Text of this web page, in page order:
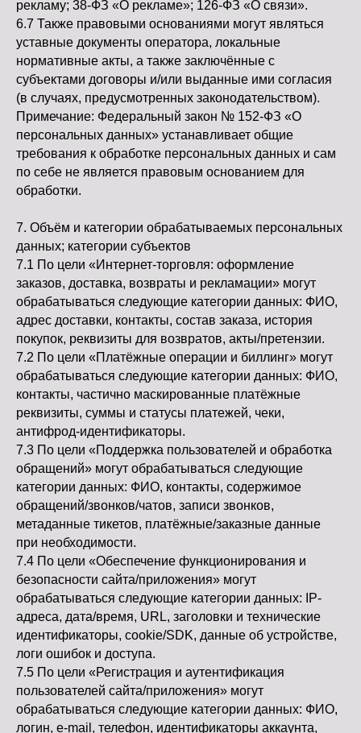
рекламу; 38-ФЗ «О рекламе»; 126-ФЗ «О связи».
6.7 Также правовыми основаниями могут являться
уставные документы оператора, локальные
нормативные акты, а также заключённые с
субъектами договоры и/или выданные ими согласия
(в случаях, предусмотренных законодательством).
Примечание: Федеральный закон № 152-ФЗ «О
персональных данных» устанавливает общие
требования к обработке персональных данных и сам
по себе не является правовым основанием для
обработки.
7. Объём и категории обрабатываемых персональных
данных; категории субъектов
7.1 По цели «Интернет-торговля: оформление
заказов, доставка, возвраты и рекламации» могут
обрабатываться следующие категории данных: ФИО,
адрес доставки, контакты, состав заказа, история
покупок, реквизиты для возвратов, акты/претензии.
7.2 По цели «Платёжные операции и биллинг» могут
обрабатываться следующие категории данных: ФИО,
контакты, частично маскированные платёжные
реквизиты, суммы и статусы платежей, чеки,
антифрод-идентификаторы.
7.3 По цели «Поддержка пользователей и обработка
обращений» могут обрабатываться следующие
категории данных: ФИО, контакты, содержимое
обращений/звонков/чатов, записи звонков,
метаданные тикетов, платёжные/заказные данные
при необходимости.
7.4 По цели «Обеспечение функционирования и
безопасности сайта/приложения» могут
обрабатываться следующие категории данных: IP-
адреса, дата/время, URL, заголовки и технические
идентификаторы, cookie/SDK, данные об устройстве,
логи ошибок и доступа.
7.5 По цели «Регистрация и аутентификация
пользователей сайта/приложения» могут
обрабатываться следующие категории данных: ФИО,
логин, e-mail, телефон, идентификаторы аккаунта,